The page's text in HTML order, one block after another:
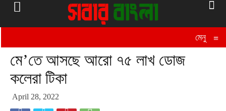
মেনু ≡
মে’তে আসছে আরো ৭৫ লাখ ডোজ
কলেরা টিকা
April 28, 2022